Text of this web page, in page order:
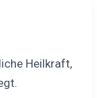
Heilkraft,